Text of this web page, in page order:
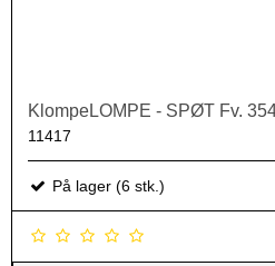
KlompeLOMPE - SPØT Fv.
11417
På lager (6 stk.)